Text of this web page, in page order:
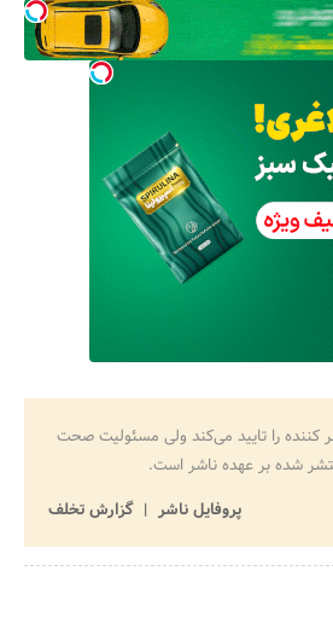
کننده را تایید می‌کند ولی مسئولیت صحت
شده بر عهده ناشر است.
پروفایل ناشر
گزارش تخلف